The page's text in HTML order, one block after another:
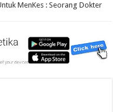
MenKes : Seorang Dokter